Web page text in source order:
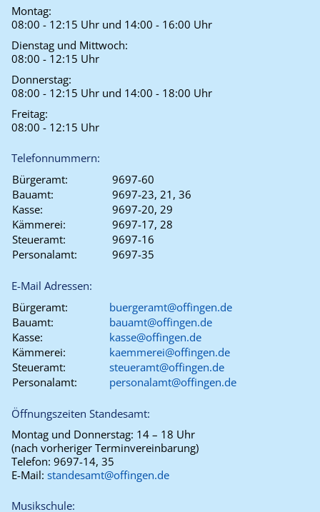
Montag:
08:00 - 12:15 Uhr und 14:00 - 16:00 Uhr
Dienstag und Mittwoch:
08:00 - 12:15 Uhr
Donnerstag:
08:00 - 12:15 Uhr und 14:00 - 18:00 Uhr
Freitag:
08:00 - 12:15 Uhr
Telefonnummern:
Bürgeramt:
9697-60
Bauamt:
9697-23, 21, 36
Kasse:
9697-20, 29
Kämmerei:
9697-17, 28
Steueramt:
9697-16
Personalamt:
9697-35
E-Mail Adressen:
Bürgeramt:
buergeramt@offingen.de
Bauamt:
bauamt@offingen.de
Kasse:
kasse@offingen.de
Kämmerei:
kaemmerei@offingen.de
Steueramt:
steueramt@offingen.de
Personalamt:
personalamt@offingen.de
Öffnungszeiten Standesamt:
Montag und Donnerstag: 14 – 18 Uhr
(nach vorheriger Terminvereinbarung)
Telefon: 9697-14, 35
E-Mail: standesamt@offingen.de
Musikschule: